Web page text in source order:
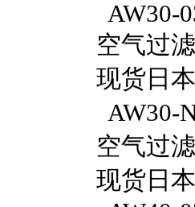
AW30-
空气过
现货日
AW30-
空气过
现货日